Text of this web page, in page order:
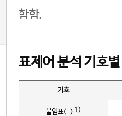
함함.
표제어 분석 기호
기호
붙임표(-) 1)